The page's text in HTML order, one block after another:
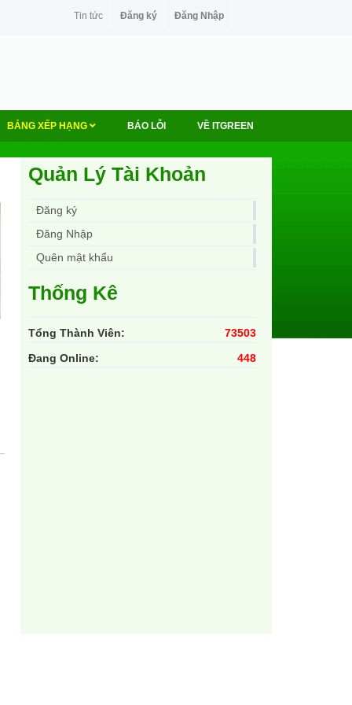
Tin tức Đăng ký Đăng Nhập
BẢNG XẾP HẠNG BÁO LỖI VỀ ITGREEN
Quản Lý Tài Khoản
Đăng ký
Đăng Nhập
Quên mật khẩu
Thống Kê
Tổng Thành Viên:
73503
Đang Online:
448